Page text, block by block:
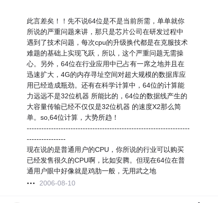
此言差矣！！先不说64位是不是当前所需，单单就你
所说的严重问题来讲，那只是芯片公司在研发过程中
遇到了技术问题，每次cpu的升级换代都是在克服技术
难题的基础上实现飞跃，所以，这个严重问题无需操
心。另外，64位在行业应用中已占有一席之地并且在
迅速扩大，4G的内存寻址空间对超大规模的数据库应
用已经造成瓶劲。还有在科学计算中，64位的计算能
力远远不是32位机器 所能比的，64位的数据线产生的
大容量传输已经不仅仅是32位机器 的速度X2那么简
单。so,64位计算，大势所趋！
-------------------------------------------------------------------
----------------
现在说的是普通用户的CPU，你所说的行业可以购买
已经发售很久的CPU啊，比如安腾。但现在64位在普
通用户眼中好像就是鸡肋一般，无用武之地
2006-08-10